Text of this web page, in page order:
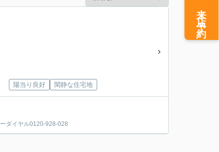
陽当り良好 閑静な住宅地
イヤル0120-928-028
来店予約